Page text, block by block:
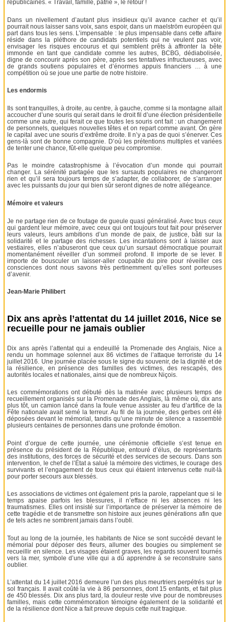
républicaines. « Travail, famille, patrie », le retour !
Dans un nivellement d’autant plus insidieux qu’il avance cacher et qu’il
pourrait nous laisser sans voix, sans espoir, dans un maelström européen qui
part dans tous les sens. L’impensable : le plus impensable dans cette affaire
réside dans la pléthore de candidats potentiels qui ne veulent pas voir,
envisager les risques encourus et qui semblent prêts à affronter la bête
immonde en tant que candidate comme les autres, BCBG, dédiabolisée,
digne de concourir après son père, après ses tentatives infructueuses, avec
de grands soutiens populaires et d’énormes appuis financiers … à une
compétition où se joue une partie de notre histoire.
Les endormis
Ils sont tranquilles, à droite, au centre, à gauche, comme si la montagne allait
accoucher d’une souris qui serait dans le droit fil d’une élection présidentielle
comme une autre, qui ferait ce que toutes les souris ont fait : un changement
de personnels, quelques nouvelles têtes et on repart comme avant. On gère
le capital avec une souris d’extrême droite. Il n’y a pas de quoi s’énerver. Ces
gens-là sont de bonne compagnie. D’où les prétentions multiples et variées
de tenter une chance, fût-elle quelque peu compromise.
Pas le moindre catastrophisme à l’évocation d’un monde qui pourrait
changer. La sérénité partagée que les sursauts populaires ne changeront
rien et qu’il sera toujours temps de s’adapter, de collaborer, de s’arranger
avec les puissants du jour qui bien sûr seront dignes de notre allégeance.
Mémoire et valeurs
Je ne partage rien de ce foutage de gueule quasi généralisé. Avec tous ceux
qui gardent leur mémoire, avec ceux qui ont toujours tout fait pour préserver
leurs valeurs, leurs ambitions d’un monde de paix, de justice, bâti sur la
solidarité et le partage des richesses. Les incantations sont à laisser aux
vestiaires, elles n’abuseront que ceux qu’un sursaut démocratique pourrait
momentanément réveiller d’un sommeil profond. Il importe de se lever. Il
importe de bousculer un laisser-aller coupable du pire pour réveiller ces
consciences dont nous savons très pertinemment qu’elles sont porteuses
d’avenir.
Jean-Marie Philibert
Dix ans après l’attentat du 14 juillet 2016, Nice se
recueille pour ne jamais oublier
Dix ans après l’attentat qui a endeuillé la Promenade des Anglais, Nice a
rendu un hommage solennel aux 86 victimes de l’attaque terroriste du 14
juillet 2016. Une journée placée sous le signe du souvenir, de la dignité et de
la résilience, en présence des familles des victimes, des rescapés, des
autorités locales et nationales, ainsi que de nombreux Niçois.
Les commémorations ont débuté dès la matinée avec plusieurs temps de
recueillement organisés sur la Promenade des Anglais, là même où, dix ans
plus tôt, un camion lancé dans la foule venue assister au feu d’artifice de la
Fête nationale avait semé la terreur. Au fil de la journée, des gerbes ont été
déposées devant le mémorial, tandis qu’une minute de silence a rassemblé
plusieurs centaines de personnes dans une profonde émotion.
Point d’orgue de cette journée, une cérémonie officielle s’est tenue en
présence du président de la République, entouré d’élus, de représentants
des institutions, des forces de sécurité et des services de secours. Dans son
intervention, le chef de l’État a salué la mémoire des victimes, le courage des
survivants et l’engagement de tous ceux qui étaient intervenus cette nuit-là
pour porter secours aux blessés.
Les associations de victimes ont également pris la parole, rappelant que si le
temps apaise parfois les blessures, il n’efface ni les absences ni les
traumatismes. Elles ont insisté sur l’importance de préserver la mémoire de
cette tragédie et de transmettre son histoire aux jeunes générations afin que
de tels actes ne sombrent jamais dans l’oubli.
Tout au long de la journée, les habitants de Nice se sont succédé devant le
mémorial pour déposer des fleurs, allumer des bougies ou simplement se
recueillir en silence. Les visages étaient graves, les regards souvent tournés
vers la mer, symbole d’une ville qui a dû apprendre à se reconstruire sans
oublier.
L’attentat du 14 juillet 2016 demeure l’un des plus meurtriers perpétrés sur le
sol français. Il avait coûté la vie à 86 personnes, dont 15 enfants, et fait plus
de 450 blessés. Dix ans plus tard, la douleur reste vive pour de nombreuses
familles, mais cette commémoration témoigne également de la solidarité et
de la résilience dont Nice a fait preuve depuis cette nuit tragique.